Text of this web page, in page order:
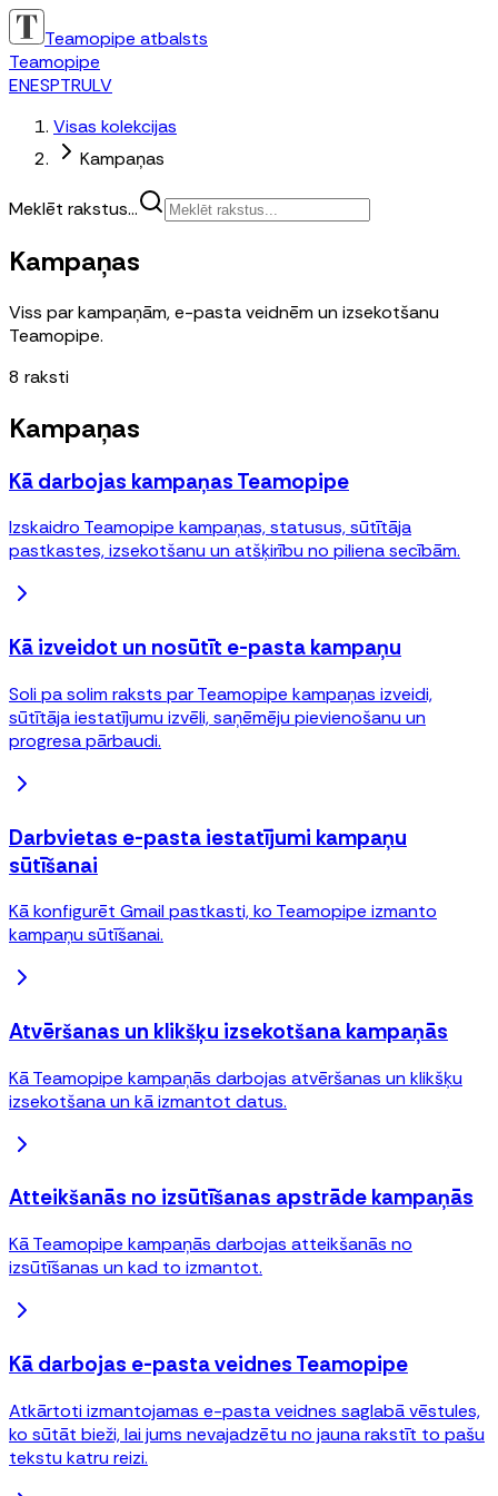
Teamopipe atbalsts
Teamopipe
ENESPTRULV
Visas kolekcijas
Kampaņas
Meklēt rakstus...
Kampaņas
Viss par kampaņām, e-pasta veidnēm un izsekotšanu
Teamopipe.
8 raksti
Kampaņas
Kā darbojas kampaņas Teamopipe
Izskaidro Teamopipe kampaņas, statusus, sūtītāja
pastkastes, izsekotšanu un atšķirību no piliena secībām.
Kā izveidot un nosūtīt e-pasta kampaņu
Soli pa solim raksts par Teamopipe kampaņas izveidi,
sūtītāja iestatījumu izvēli, saņēmēju pievienošanu un
progresa pārbaudi.
Darbvietas e-pasta iestatījumi kampaņu
sūtīšanai
Kā konfigurēt Gmail pastkasti, ko Teamopipe izmanto
kampaņu sūtīšanai.
Atvēršanas un klikšķu izsekotšana kampaņās
Kā Teamopipe kampaņās darbojas atvēršanas un klikšķu
izsekotšana un kā izmantot datus.
Atteikšanās no izsūtīšanas apstrāde kampaņās
Kā Teamopipe kampaņās darbojas atteikšanās no
izsūtīšanas un kad to izmantot.
Kā darbojas e-pasta veidnes Teamopipe
Atkārtoti izmantojamas e-pasta veidnes saglabā vēstules,
ko sūtāt bieži, lai jums nevajadzētu no jauna rakstīt to pašu
tekstu katru reizi.